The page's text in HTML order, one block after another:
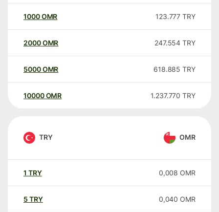
1000OMR 123.777 TRY
2000OMR 247.554 TRY
5000OMR 618.885 TRY
10000 OMR 1.237.770 TRY
TRY OMR
1 TRY 0,008 OMR
5 TRY 0,040 OMR